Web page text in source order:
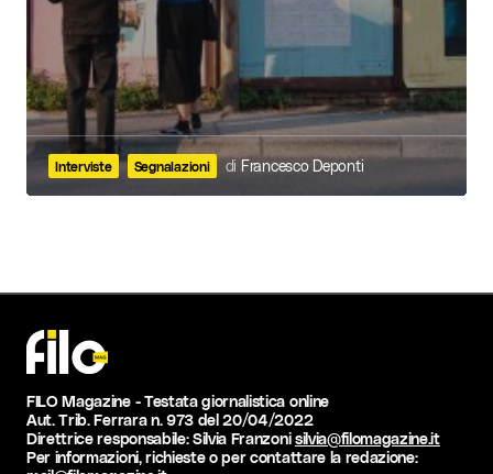
Interviste Segnalazioni di Francesco Deponti
FILO Magazine - Testata giornalistica online
Aut. Trib. Ferrara n. 973 del 20/04/2022
Direttrice responsabile: Silvia Franzonisilvia@filomagazine.it
Per informazioni, richieste o per contattare la redazione: